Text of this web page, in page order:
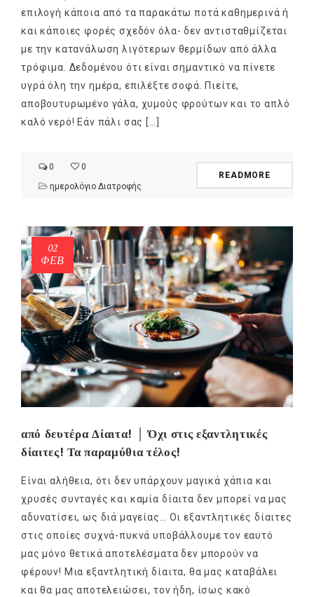
επιλογή κάποια από τα παρακάτω ποτά καθημερινά ή
και κάποιες φορές σχεδόν όλα- δεν αντισταθμίζεται
με την κατανάλωση λιγότερων θερμίδων από άλλα
τρόφιμα. Δεδομένου ότι είναι σημαντικό να πίνετε
υγρά όλη την ημέρα, επιλέξτε σοφά. Πιείτε,
αποβουτυρωμένο γάλα, χυμούς φρούτων και το απλό
καλό νερό! Εάν πάλι σας […]
0
0
ημερολόγιο Διατροφής
READMORE
02
ΦΕΒ
από δευτέρα Δίαιτα! │ Όχι στις εξαντλητικές
δίαιτες! Τα παραμύθια τέλος!
Είναι αλήθεια, ότι δεν υπάρχουν μαγικά χάπια και
χρυσές συνταγές και καμία δίαιτα δεν μπορεί να μας
αδυνατίσει, ως διά μαγείας… Οι εξαντλητικές δίαιτες
στις οποίες συχνά-πυκνά υποβάλλουμε τον εαυτό
μας μόνο θετικά αποτελέσματα δεν μπορούν να
φέρουν! Μια εξαντλητική δίαιτα, θα μας καταβάλει
και θα μας αποτελειώσει, τον ήδη, ίσως κακό